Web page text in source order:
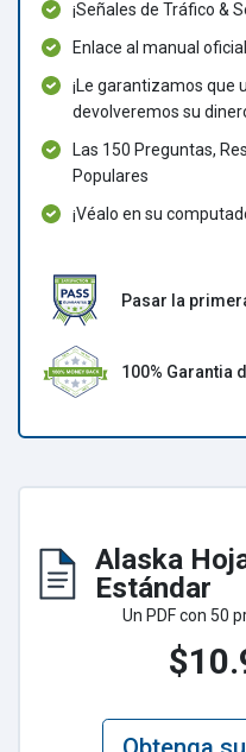
Alaska
Estándar
Un PDF con 50
¡Señales de Tráfico &
Enlace al manual
¡Le garantizamos que
devolveremos su
Las 150 Preguntas,
Populares
¡Véalo en su
Pasar la
100% Garantia